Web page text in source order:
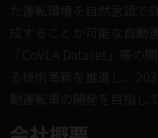
た運転環境を自然言語で
成することが可能な自動
CoVLA Dataset
」等の
る技術革新を推進し、
動運転車の開発を目指して